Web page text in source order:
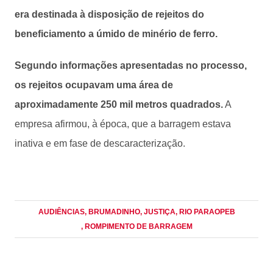
era destinada à disposição de rejeitos do
beneficiamento a úmido de minério de ferro.
Segundo informações apresentadas no processo,
os rejeitos ocupavam uma área de
aproximadamente 250 mil metros quadrados.A
empresa afirmou, à época, que a barragem estava
inativa e em fase de descaracterização.
AUDIÊNCIAS, BRUMADINHO, JUSTIÇA, RIO PARAOPEB
, ROMPIMENTO DE BARRAGEM